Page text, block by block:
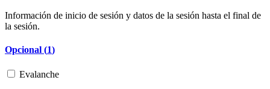
Información de inicio de sesión y datos de la sesión hasta el final de
la sesión.
Opcional (1)
Evalanche